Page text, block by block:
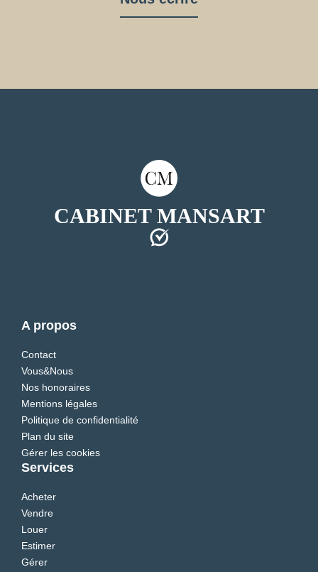
CABINET MANSART
A propos
Contact
Vous&Nous
Nos honoraires
Mentions légales
Politique de confidentialité
Plan du site
Gérer les cookies
Services
Acheter
Vendre
Louer
Estimer
Gérer